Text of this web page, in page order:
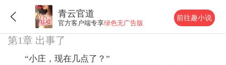
青云官道
官方客户端专享绿色无广告版
前往趣小说
第1章 出事了
“小庄，现在几点了？”